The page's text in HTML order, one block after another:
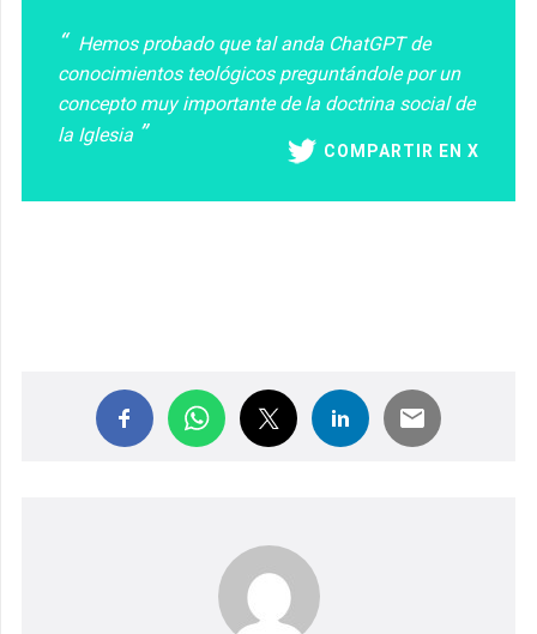
Hemos probado que tal anda ChatGPT de
conocimientos teológicos preguntándole por un
concepto muy importante de la doctrina social de
la Iglesia
COMPARTIR EN X